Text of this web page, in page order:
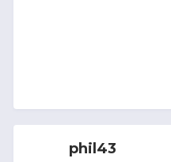
phil43